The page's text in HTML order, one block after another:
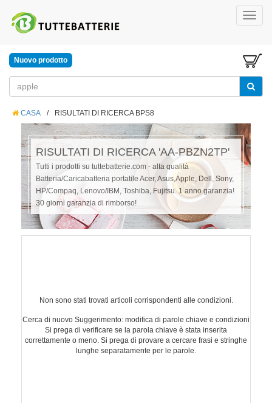
Nuovo prodotto
CASA / RISULTATI DI RICERCA BPS8
RISULTATI DI RICERCA 'AA-PBZN2TP'
Tutti i prodotti su tuttebatterie.com - alta qualità
Batteria/Caricabatteria portatile Acer, Asus,Apple, Dell, Sony,
HP/Compaq, Lenovo/IBM, Toshiba, Fujitsu. 1 anno garanzia!
30 giorni garanzia di rimborso!
Non sono stati trovati articoli corrispondenti alle condizioni.
Cerca di nuovo Suggerimento: modifica di parole chiave e condizioni
Si prega di verificare se la parola chiave è stata inserita
correttamente o meno. Si prega di provare a cercare frasi e stringhe
lunghe separatamente per le parole.